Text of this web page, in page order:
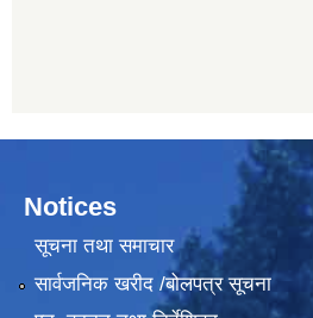
Notices
सूचना तथा समाचार
सार्वजनिक खरीद /बोलपत्र सूचना